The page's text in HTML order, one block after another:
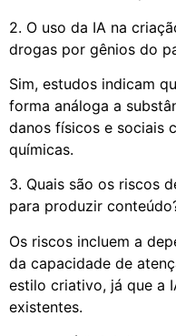
2. O uso da IA na
drogas por gênios do
Sim, estudos indicam
forma análoga a
danos físicos e sociais
químicas.
3. Quais são os riscos
para produzir
Os riscos incluem a
da capacidade de
estilo criativo, já que a
existentes.